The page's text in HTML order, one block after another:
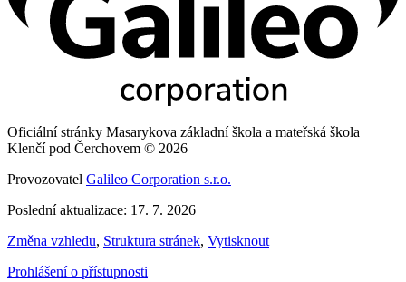
Oficiální stránky Masarykova základní škola a mateřská škola
Klenčí pod Čerchovem © 2026
Provozovatel Galileo Corporation s.r.o.
Poslední aktualizace: 17. 7. 2026
Změna vzhledu, Struktura stránek, Vytisknout
Prohlášení o přístupnosti